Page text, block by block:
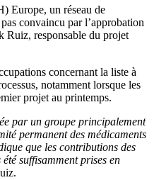
Europe, un réseau de
convaincu par l’approbation
Ruiz, responsable du projet
concernant la liste à
notamment lorsque les
projet au printemps.
par un groupe principalement
permanent des médicaments
que les contributions des
suffisamment prises en